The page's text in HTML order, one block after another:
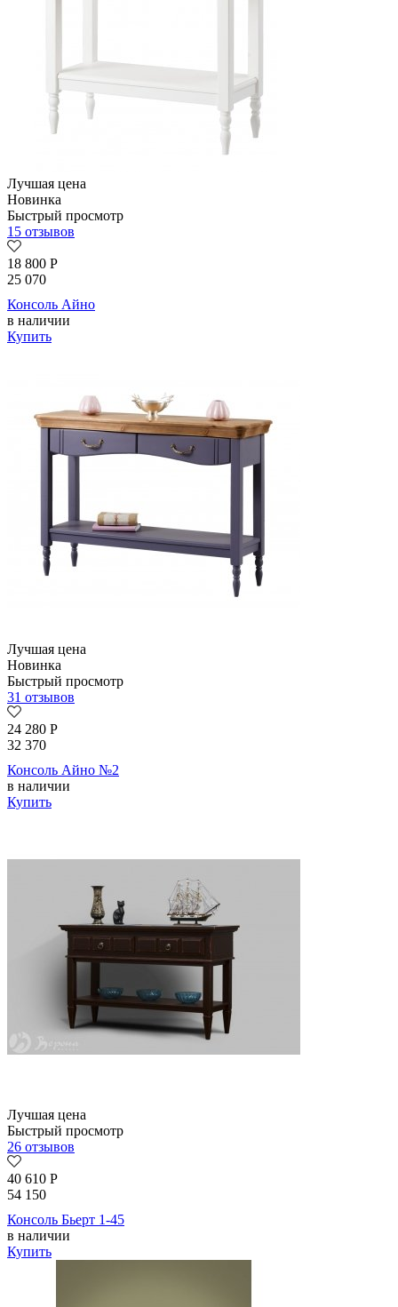
Лучшая цена
Новинка
Быстрый просмотр
15 отзывов
18 800 Р
25 070
Консоль Айно
в наличии
Купить
Лучшая цена
Новинка
Быстрый просмотр
31 отзывов
24 280 Р
32 370
Консоль Айно №2
в наличии
Купить
Лучшая цена
Быстрый просмотр
26 отзывов
40 610 Р
54 150
Консоль Бьерт 1-45
в наличии
Купить